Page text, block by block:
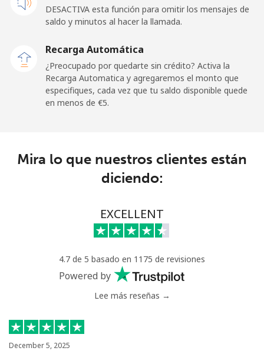
Celular ⁦27.9¢⁩ 17 min por ⁦€5⁩ -
French Polynesia
Celular 15 min por ⁦€5⁩ ⁦10¢⁩
DESACTIVA esta función para omitir los mensajes de
saldo y minutos al hacer la llamada.
Recarga Automática
¿Preocupado por quedarte sin crédito? Activa la
Recarga Automatica y agregaremos el monto que
especifiques, cada vez que tu saldo disponible quede
en menos de ⁦€5⁩.
Mira lo que nuestros clientes están
diciendo:
EXCELLENT
4.7 de 5 basado en 1175 de revisiones
Powered by
Lee más reseñas →
December 5, 2025